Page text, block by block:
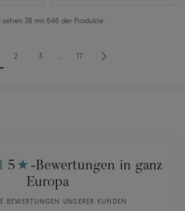
sehen 38 mit 646 der Produkte.
2 3 … 17
5 ★ -Bewertungen in ganz
Europa
BEWERTUNGEN UNSERER KUNDEN